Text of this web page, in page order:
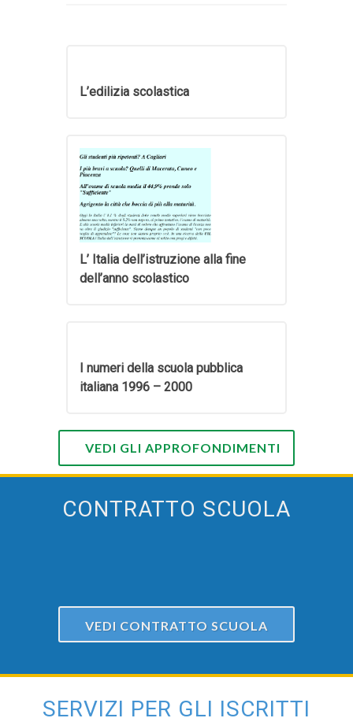
L’edilizia scolastica
L’ Italia dell’istruzione alla fine
dell’anno scolastico
I numeri della scuola pubblica
italiana 1996 – 2000
VEDI GLI APPROFONDIMENTI
CONTRATTO SCUOLA
VEDI CONTRATTO SCUOLA
SERVIZI PER GLI ISCRITTI